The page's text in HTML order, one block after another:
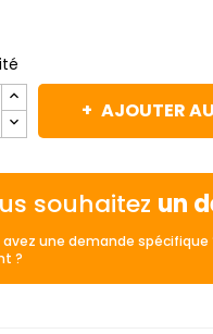
AJOUTER
souhaitez un
avez une demande spécifique
?